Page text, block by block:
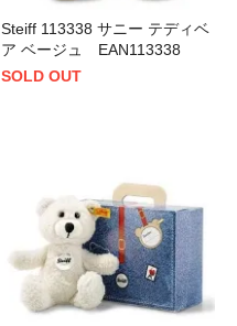
Steiff 113338 サニー テディベ
ア ベージュ EAN113338
SOLD OUT